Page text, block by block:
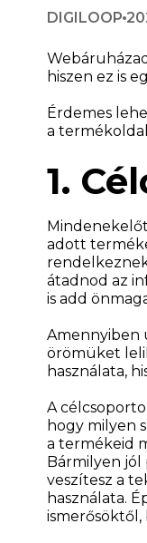
DIGILOOP
hiszen ez is
Érdemes
a
1.
adott
átadnod az
is add
Amennyiben
örömüket
használata,
A
hogy milyen
a termékeid
Bármilyen jól
veszítesz a
használata.